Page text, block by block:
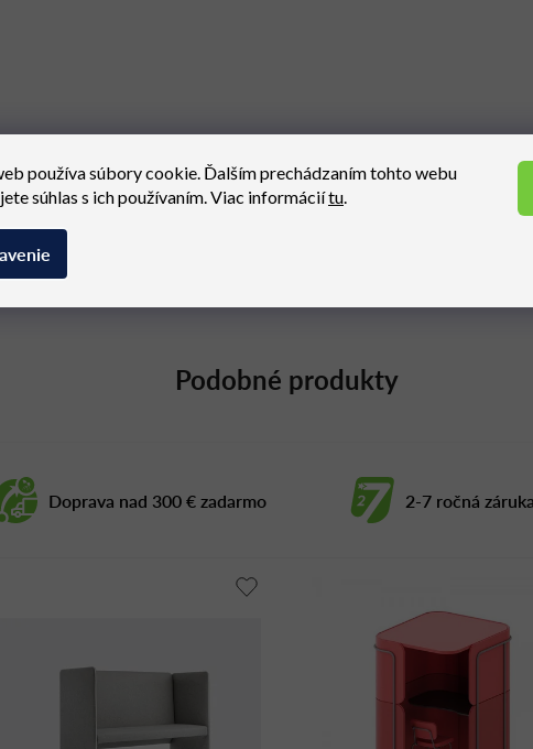
používa súbory cookie. Ďalším prechádzaním tohto webu
súhlas s ich používaním. Viac informáciítu.
Doprava nad 300 € zadarmo 2-7 ročná záruka
Podobné produkty